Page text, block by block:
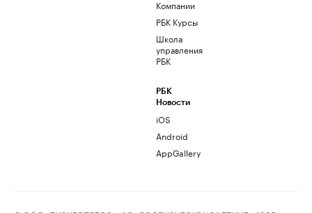
Компании
РБК Курсы
Школа
управления
РБК
РБК
Новости
iOS
Android
AppGallery